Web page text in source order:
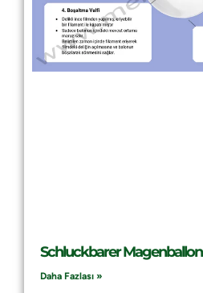
Schluckbarer Magenballon
Daha Fazlası »